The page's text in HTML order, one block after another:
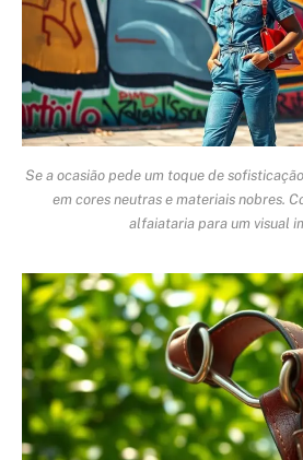
Se a ocasião pede um toque de
em cores neutras e materiais nobres.
alfaiataria para um visual